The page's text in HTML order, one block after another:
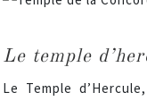
Le temple
Le Temple